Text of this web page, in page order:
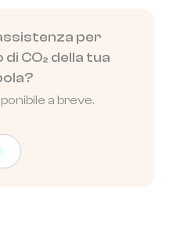
per
CO₂ della tua
a breve.